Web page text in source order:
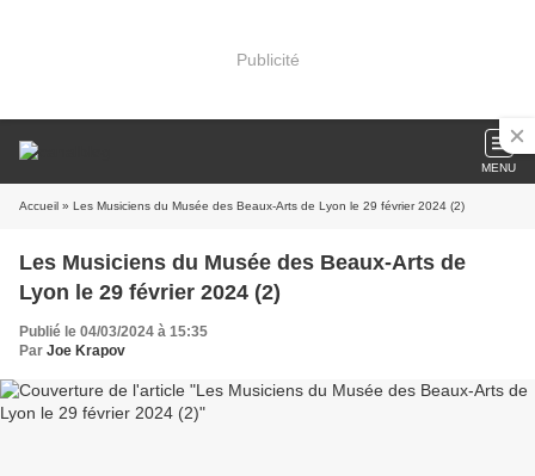
Publicité
MENU
Accueil » Les Musiciens du Musée des Beaux-Arts de Lyon le 29 février 2024 (2)
Les Musiciens du Musée des Beaux-Arts de
Lyon le 29 février 2024 (2)
Publié le 04/03/2024 à 15:35
Par Joe Krapov